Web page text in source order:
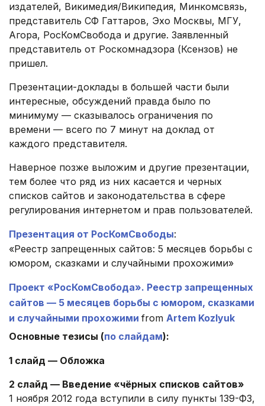
издателей, Викимедия/Википедия, Минкомсвязь,
представитель СФ Гаттаров, Эхо Москвы, МГУ,
Агора, РосКомСвобода и другие. Заявленный
представитель от Роскомнадзора (Ксензов) не
пришел.
Презентации-доклады в большей части были
интересные, обсуждений правда было по
минимуму — сказывалось ограничения по
времени — всего по 7 минут на доклад от
каждого представителя.
Наверное позже выложим и другие презентации,
тем более что ряд из них касается и черных
списков сайтов и законодательства в сфере
регулирования интернетом и прав пользователей.
Презентация от РосКомСвободы:
«Реестр запрещенных сайтов: 5 месяцев борьбы с
юмором, сказками и случайными прохожими»
Проект «РосКомСвобода». Реестр запрещенных
сайтов — 5 месяцев борьбы с юмором, сказками
и случайными прохожими from Artem Kozlyuk
Основные тезисы (по слайдам):
1 слайд — Обложка
2 слайд — Введение «чёрных списков сайтов»
1 ноября 2012 года вступили в силу пункты 139-ФЗ,